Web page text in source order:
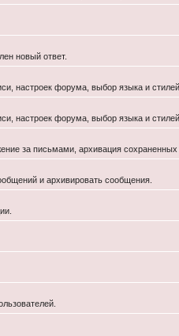
новый ответ.
настроек форума, выбор языка и стилей.
настроек форума, выбор языка и стилей.
за письмами, архивация сохраненных
и архивировать сообщения.